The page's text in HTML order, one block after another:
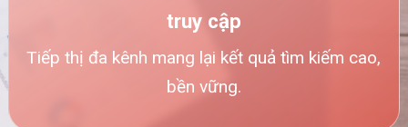
truy cập
Tiếp thị đa kênh mang lại kết quả tìm kiếm cao,
bền vững.